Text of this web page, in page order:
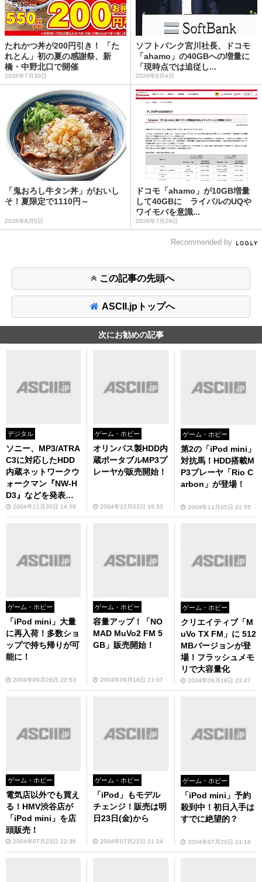
たれかつ丼が200円引き！ 「た
れとん」初の夏の感謝祭、新
橋・中野北口で開催
2026年7月30日
ソフトバンク宮川社長、ドコモ
「ahamo」の40GBへの増量に
「現時点では追従し...
2026年8月4日
「鬼おろし牛タン丼」がおいし
そ！夏限定で1110円～
2026年8月5日
ドコモ「ahamo」が10GB増量
して40GBに ライバルのUQや
ワイモバを意識...
2026年7月29日
Recommended by
この記事の先頭へ
ASCII.jpトップへ
次にお勧めの記事
デジタル
ソニー、MP3/ATRA
C3に対応したHDD
内蔵ネットワークウ
ォークマン『NW-H
D3』などを発表―
―従来機向けMP3対
応プログラムも用意
2004年11月30日 14:59
ゲーム・ホビー
オリンパス製HDD内
蔵ポータブルMP3プ
レーヤが販売開始！
2004年12月03日 19:53
ゲーム・ホビー
第2の「iPod mini」
対抗馬！HDD搭載M
P3プレーヤ「Rio C
arbon」が登場！
2004年11月05日 21:55
ゲーム・ホビー
「iPod mini」大量
に再入荷！多数ショ
ップで持ち帰りが可
能に！
2004年09月28日 20:53
ゲーム・ホビー
容量アップ！「NO
MAD MuVo2 FM 5
GB」販売開始！
2004年09月18日 21:07
ゲーム・ホビー
クリエイティブ「M
uVo TX FM」に 512
MBバージョンが登
場！フラッシュメモ
リで大容量化
2004年09月18日 23:47
ゲーム・ホビー
電気店以外でも買え
る！HMV渋谷店が
「iPod mini」を店
頭販売！
2004年07月23日 22:36
ゲーム・ホビー
「iPod」もモデル
チェンジ！販売は明
日23日(金)から
2004年07月22日 21:24
ゲーム・ホビー
「iPod mini」予約
殺到中！初日入手は
すでに絶望的？
2004年07月20日 21:16